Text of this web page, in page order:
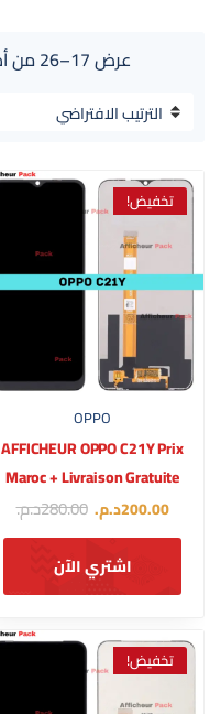
عرض 17–26 من أصل 26 نتيجة
تخفيض!
OPPO
AFFICHEUR OPPO C21Y Prix
Maroc + Livraison Gratuite
200.00د.م. 280.00د.م.
اشتري الآن
تخفيض!